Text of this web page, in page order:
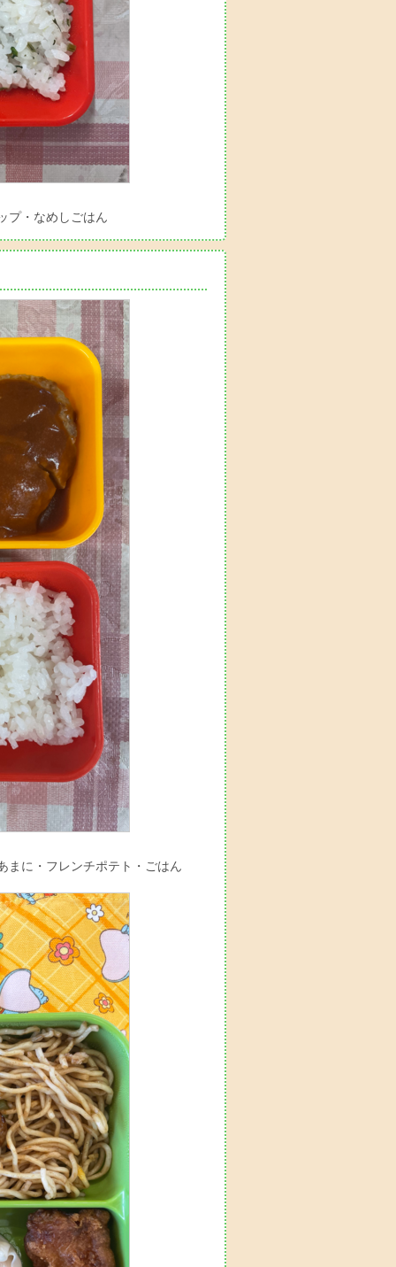
プ・なめしごはん
まに・フレンチポテト・ごはん